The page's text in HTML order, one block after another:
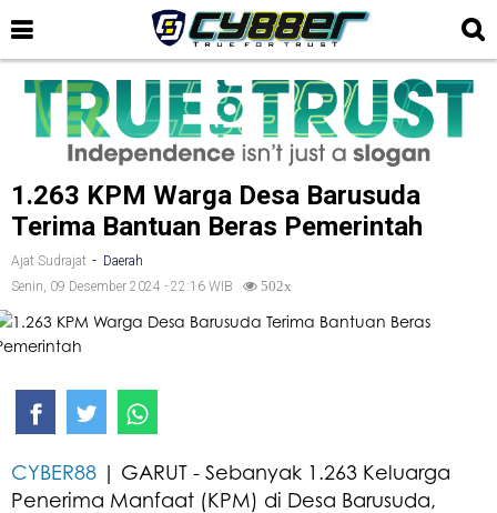
1.263 KPM Warga Desa Barusuda
Terima Bantuan Beras Pemerintah
Ajat Sudrajat - Daerah
Senin, 09 Desember 2024 - 22:16 WIB
502x
CYBER88 | GARUT - Sebanyak 1.263 Keluarga
Penerima Manfaat (KPM) di Desa Barusuda,